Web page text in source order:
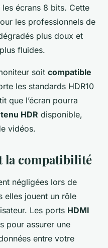
écrans 8 bits. Cette
les professionnels de
plus doux et
plus fluides.
soit compatible
les standards HDR10
que l’écran pourra
HDR disponible,
vidéos.
la compatibilité
négligées lors de
elles jouent un rôle
Les ports HDMI
pour assurer une
entre votre